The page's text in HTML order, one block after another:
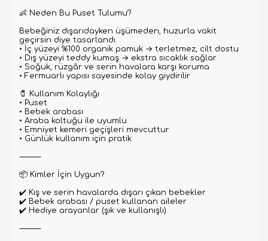
👶 Neden Bu Puset Tulumu?
Bebeğiniz dışarıdayken üşümeden, huzurla vakit
geçirsin diye tasarlandı.
•
İç yüzeyi %100 organik pamuk → terletmez, cilt dostu
• Dış yüzeyi teddy kumaş → ekstra sıcaklık sağlar
• Soğuk, rüzgâr ve serin havalara karşı koruma
• Fermuarlı yapısı sayesinde kolay giydirilir
🧷 Kullanım Kolaylığı
• Puset
• Bebek arabası
• Araba koltuğu ile uyumlu
• Emniyet kemeri geçişleri mevcuttur
• Günlük kullanım için pratik
⸻
📦 Kimler İçin Uygun?
✔️ Kış ve serin havalarda dışarı çıkan bebekler
✔️ Bebek arabası / puset kullanan aileler
✔️ Hediye arayanlar (şık ve kullanışlı)
⸻